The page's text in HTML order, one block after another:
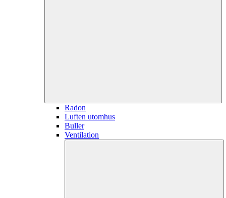
Radon
Luften utomhus
Buller
Ventilation